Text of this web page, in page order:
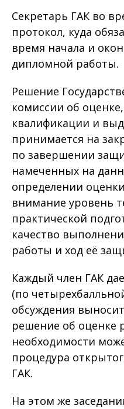
Секретарь ГАК во
протокол, куда
время начала и
дипломной работы.
Решение
комиссии об
квалификации и
принимается на
по завершении
намеченных на
определении
внимание уровень
практической
качество
работы и ход её
Каждый член ГАК
(по
обсуждения
решение об оценке
необходимости
процедура
ГАК.
На этом же